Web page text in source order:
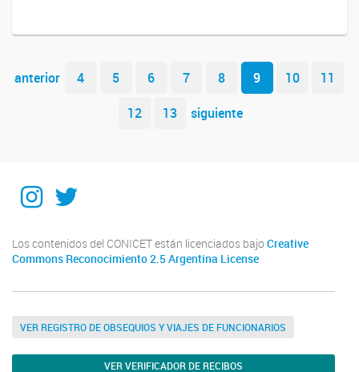
Navegador de artículos
anterior 4 5 6 7 8 9 10
11
12
13 siguiente
Instagram
Twitter
Los contenidos del CONICET están licenciados bajo Creative
Commons Reconocimiento 2.5 Argentina License
VER REGISTRO DE OBSEQUIOS Y VIAJES DE FUNCIONARIOS
VER VERIFICADOR DE RECIBOS